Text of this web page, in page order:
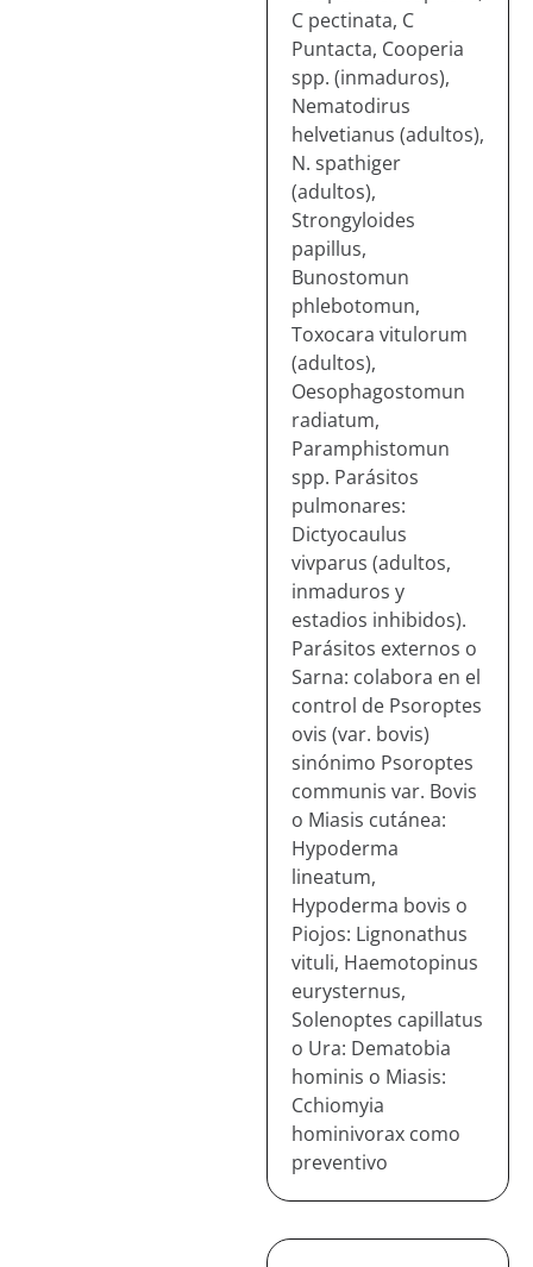
C pectinata, C
Puntacta, Cooperia
spp. (inmaduros),
Nematodirus
helvetianus (adultos),
N. spathiger
(adultos),
Strongyloides
papillus,
Bunostomun
phlebotomun,
Toxocara vitulorum
(adultos),
Oesophagostomun
radiatum,
Paramphistomun
spp. Parásitos
pulmonares:
Dictyocaulus
vivparus (adultos,
inmaduros y
estadios inhibidos).
Parásitos externos o
Sarna: colabora en el
control de Psoroptes
ovis (var. bovis)
sinónimo Psoroptes
communis var. Bovis
o Miasis cutánea:
Hypoderma
lineatum,
Hypoderma bovis o
Piojos: Lignonathus
vituli, Haemotopinus
eurysternus,
Solenoptes capillatus
o Ura: Dematobia
hominis o Miasis:
Cchiomyia
hominivorax como
preventivo